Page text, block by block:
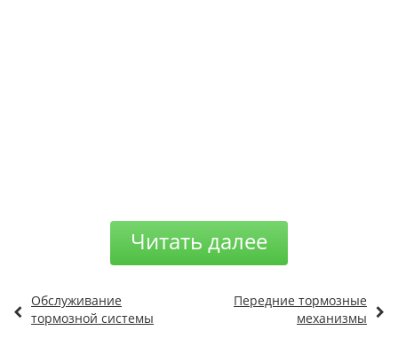
Читать далее
Обслуживание
тормозной системы
Передние тормозные
механизмы